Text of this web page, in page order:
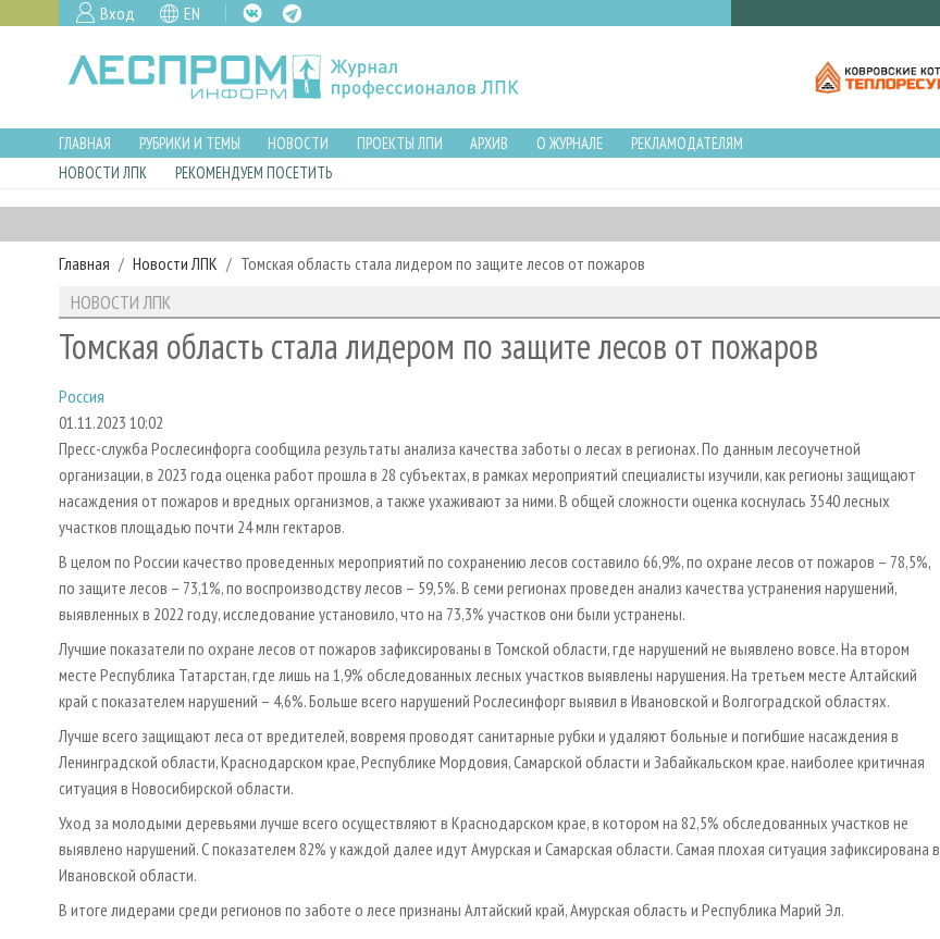
Вход EN
ГЛАВНАЯ РУБРИКИ И ТЕМЫ НОВОСТИ ПРОЕКТЫ ЛПИ АРХИВ О ЖУРНАЛЕ
РЕКЛАМОДАТЕЛЯМ
НОВОСТИ ЛПК
РЕКОМЕНДУЕМ ПОСЕТИТЬ
Главная Новости ЛПК Томская область стала лидером по защите лесов от пожаров
НОВОСТИ ЛПК
Томская область стала лидером по защите лесов от пожаров
Россия
01.11.2023 10:02
Пресс-служба Рослесинфорга сообщила результаты анализа качества заботы о лесах в регионах. По данным лесоучетной
организации, в 2023 года оценка работ прошла в 28 субъектах, в рамках мероприятий специалисты изучили, как регионы защищают
насаждения от пожаров и вредных организмов, а также ухаживают за ними. В общей сложности оценка коснулась 3540 лесных
участков площадью почти 24 млн гектаров.
В целом по России качество проведенных мероприятий по сохранению лесов составило 66,9%, по охране лесов от пожаров – 78,5%,
по защите лесов – 73,1%, по воспроизводству лесов – 59,5%. В семи регионах проведен анализ качества устранения нарушений,
выявленных в 2022 году, исследование установило, что на 73,3% участков они были устранены.
Лучшие показатели по охране лесов от пожаров зафиксированы в Томской области, где нарушений не выявлено вовсе. На втором
месте Республика Татарстан, где лишь на 1,9% обследованных лесных участков выявлены нарушения. На третьем месте Алтайский
край с показателем нарушений – 4,6%. Больше всего нарушений Рослесинфорг выявил в Ивановской и Волгоградской областях.
Лучше всего защищают леса от вредителей, вовремя проводят санитарные рубки и удаляют больные и погибшие насаждения в
Ленинградской области, Краснодарском крае, Республике Мордовия, Самарской области и Забайкальском крае. наиболее критичная
ситуация в Новосибирской области.
Уход за молодыми деревьями лучше всего осуществляют в Краснодарском крае, в котором на 82,5% обследованных участков не
выявлено нарушений. С показателем 82% у каждой далее идут Амурская и Самарская области. Самая плохая ситуация зафиксирована в
Ивановской области.
В итоге лидерами среди регионов по заботе о лесе признаны Алтайский край, Амурская область и Республика Марий Эл.